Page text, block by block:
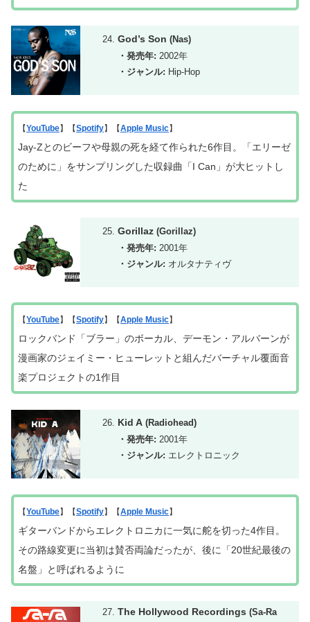
God’s Son (Nas)
・発売年: 2002年
・ジャンル: Hip-Hop
【YouTube】【Spotify】【Apple Music】
Jay-Zとのビーフや母親の死を経て作られた6作目。「エリーゼ
のために」をサンプリングした収録曲「I Can」が大ヒットし
た
Gorillaz(Gorillaz)
・発売年: 2001年
・ジャンル: オルタナティヴ
【YouTube】【Spotify】【Apple Music】
ロックバンド「ブラー」のボーカル
デーモン・アルバーンが
漫画家のジェイミー・ヒューレットと組んだバーチャル覆面音
楽プロジェクトの1作目
Kid A(Radiohead)
・発売年: 2001年
・ジャンル: エレクトロニック
【YouTube】【Spotify】【Apple Music】
ギターバンドからエレクトロニカに一気に舵を切った4作目。
その路線変更に当初は賛否両論だったが、後に「20世紀最後の
名盤」と呼ばれるように
The Hollywood Recordings (Sa-Ra